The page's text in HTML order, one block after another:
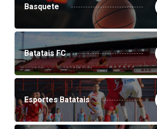
Basquete
Batatais FC
Esportes Batatais